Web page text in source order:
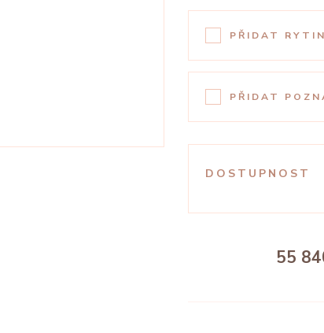
PŘIDAT
PŘIDAT
DOSTUPNOST
55